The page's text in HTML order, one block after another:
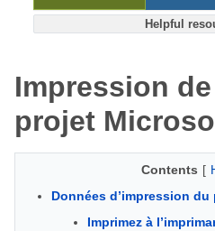
Helpful
Impression
projet
Contents [
Données d’impression du
Imprimez à